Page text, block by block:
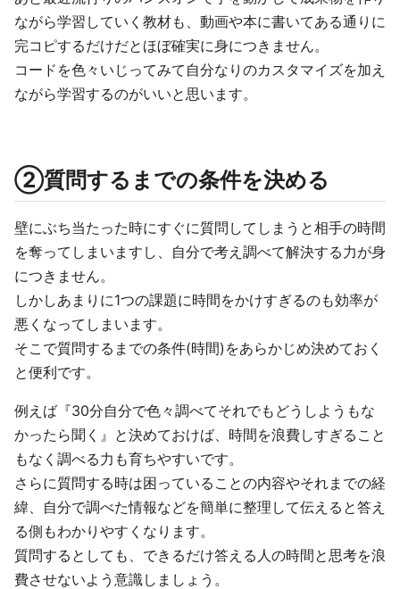
ながら学習していく教材も、動画や本に書いてある通りに
完コピするだけだとほぼ確実に身につきません。
コードを色々いじってみて自分なりのカスタマイズを加え
ながら学習するのがいいと思います。
②質問するまでの条件を決める
壁にぶち当たった時にすぐに質問してしまうと相手の時間
を奪ってしまいますし、自分で考え調べて解決する力が身
につきません。
しかしあまりに1つの課題に時間をかけすぎるのも効率が
悪くなってしまいます。
そこで質問するまでの条件(時間)をあらかじめ決めておく
と便利です。
例えば『30分自分で色々調べてそれでもどうしようもな
かったら聞く』と決めておけば、時間を浪費しすぎること
もなく調べる力も育ちやすいです。
さらに質問する時は困っていることの内容やそれまでの経
緯、自分で調べた情報などを簡単に整理して伝えると答え
る側もわかりやすくなります。
質問するとしても、できるだけ答える人の時間と思考を浪
費させないよう意識しましょう。